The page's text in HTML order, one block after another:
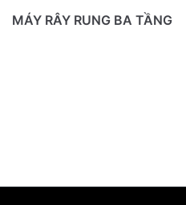
MÁY RÂY RUNG BA TẦNG